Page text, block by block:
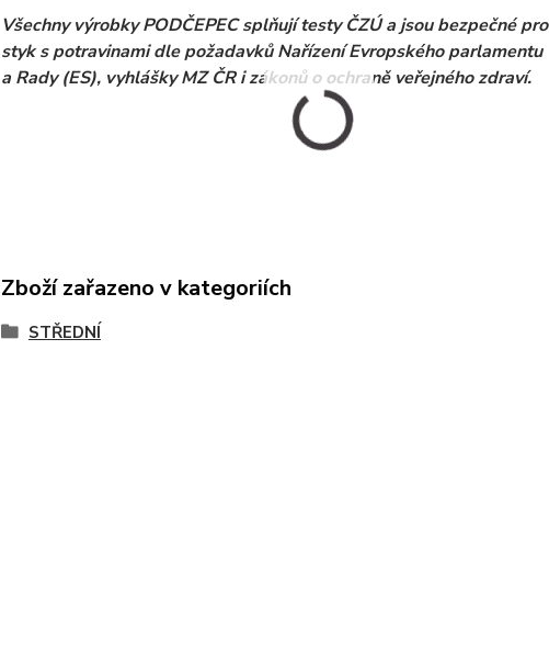
Všechny výrobky PODČEPEC splňují testy ČZÚ a jsou bezpečné pro
styk s potravinami dle požadavků Nařízení Evropského parlamentu
a Rady (ES), vyhlášky MZ ČR i zákonů o ochraně veřejného zdraví.
Zboží zařazeno v kategoriích
STŘEDNÍ